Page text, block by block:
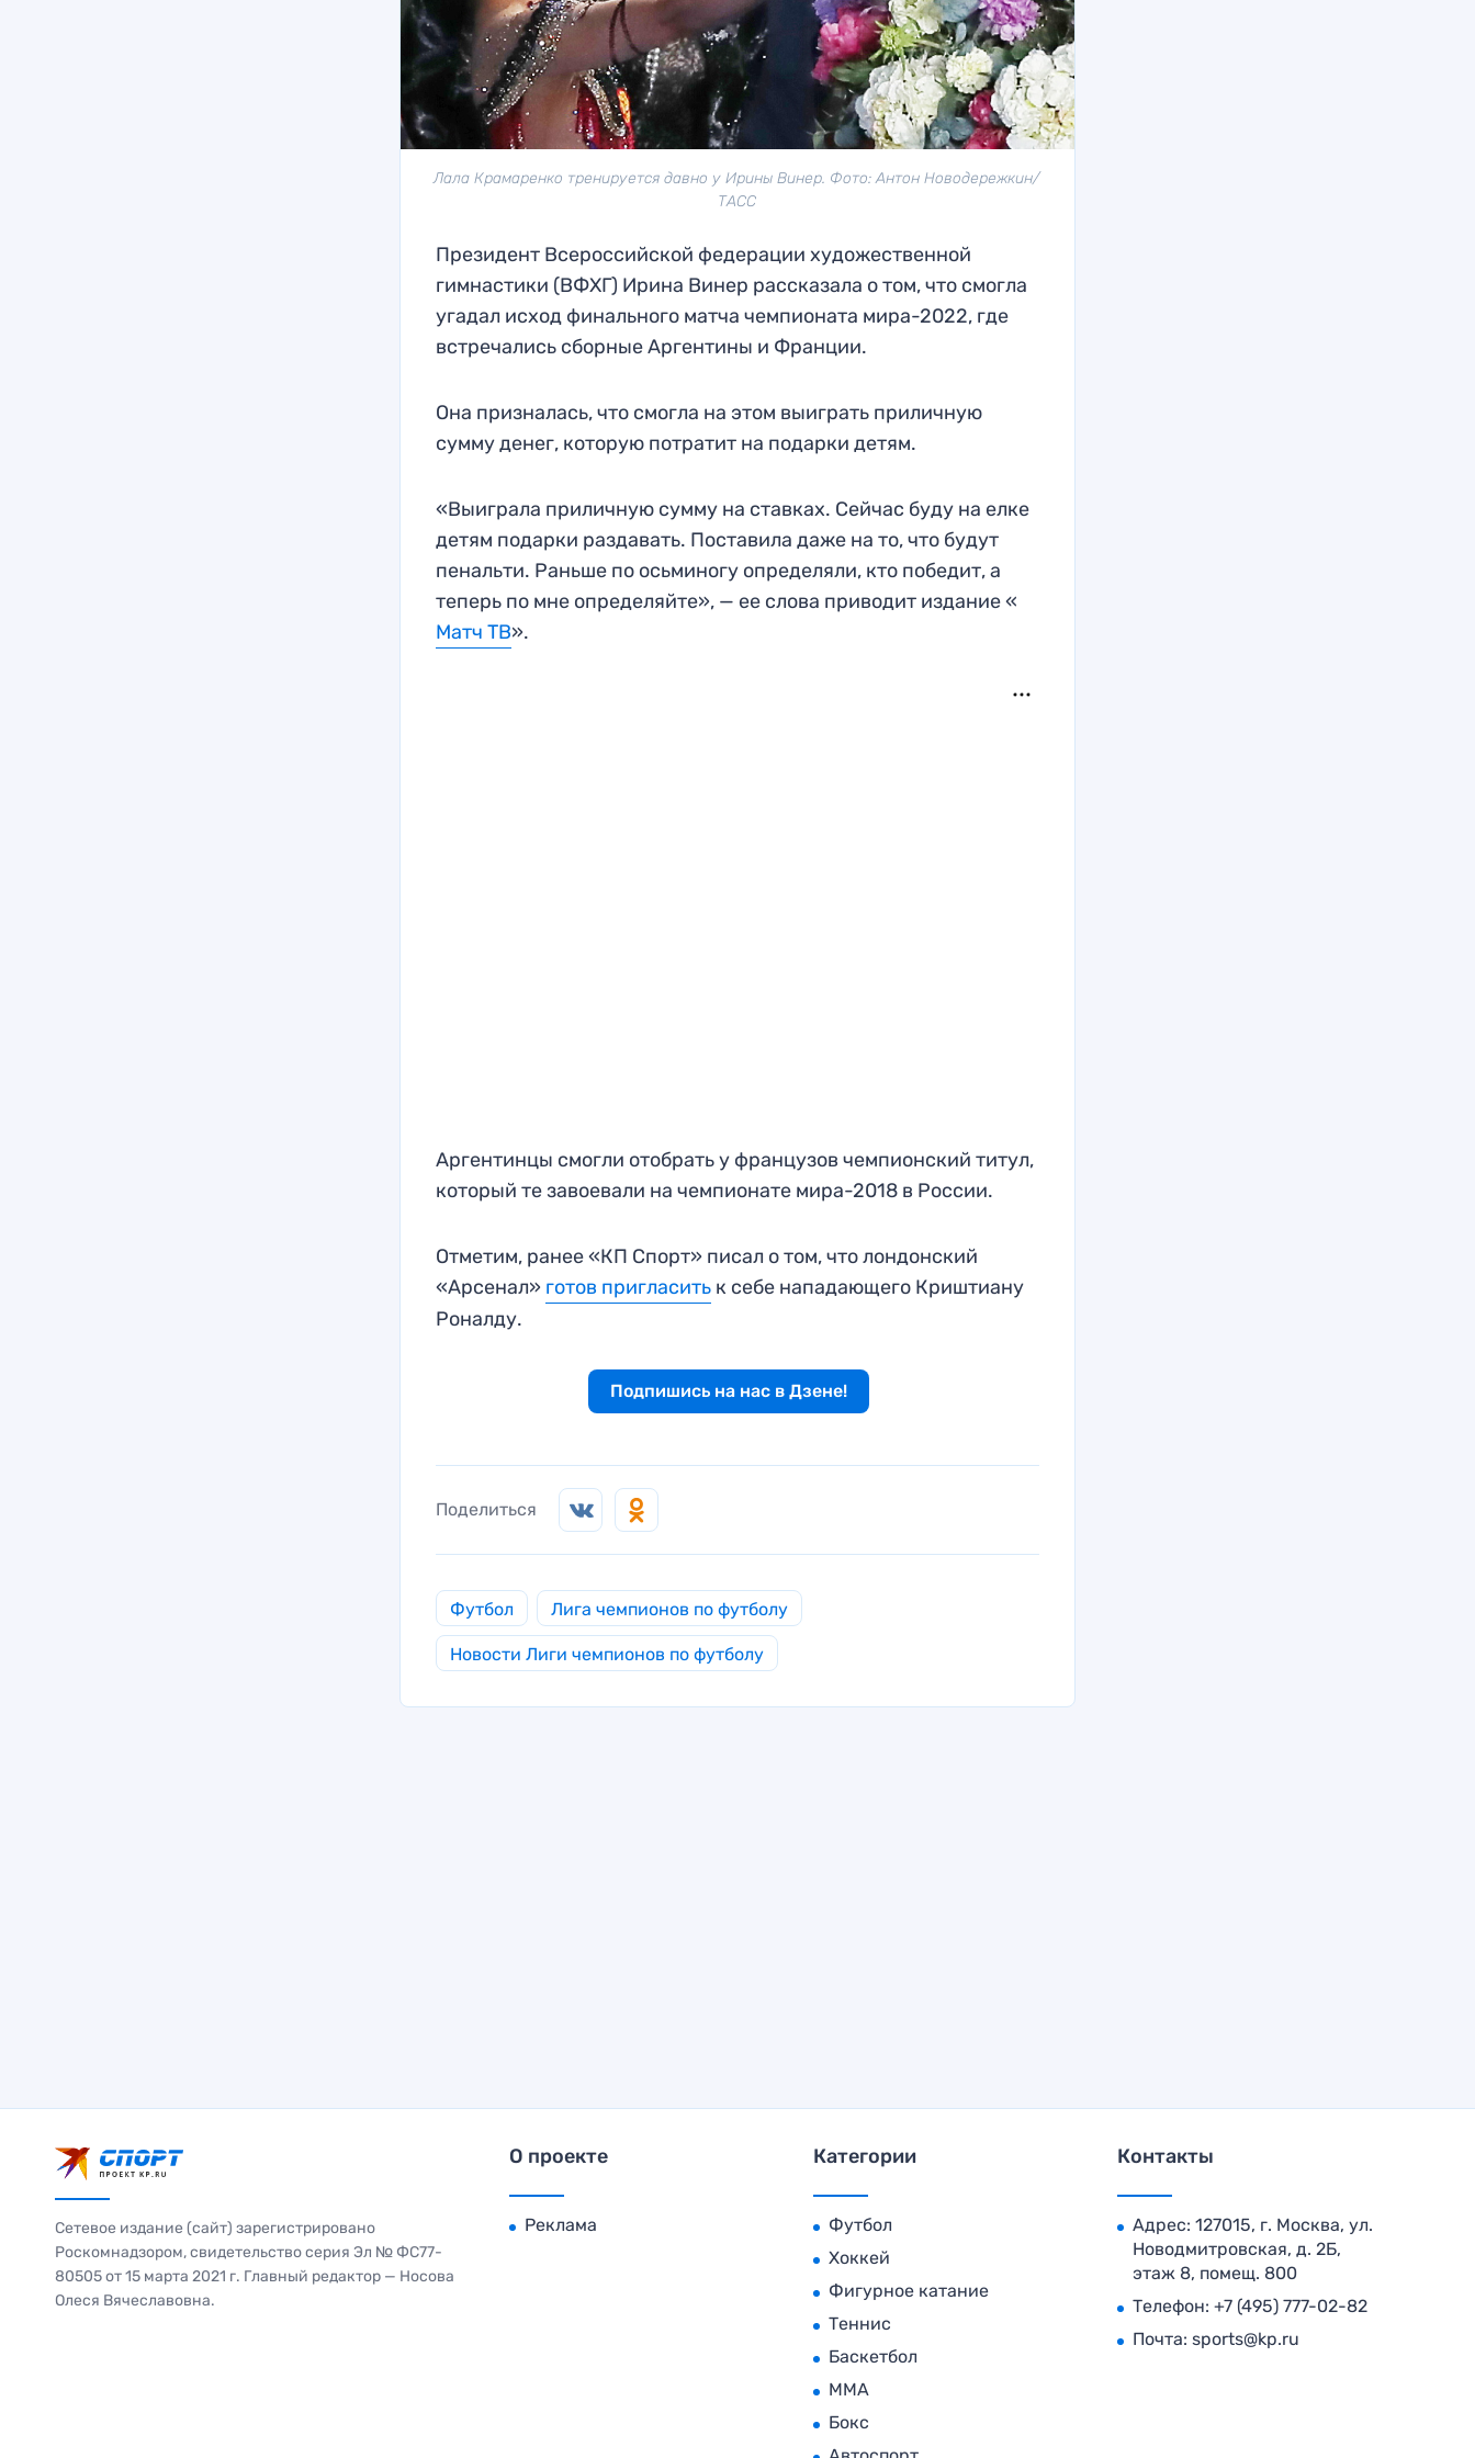
Лала Крамаренко тренируется давно у Ирины Винер. Фото: Антон Новодережкин/
ТАСС
Президент Всероссийской федерации художественной
гимнастики (ВФХГ) Ирина Винер рассказала о том, что смогла
угадал исход финального матча чемпионата мира-2022, где
встречались сборные Аргентины и Франции.
Она призналась, что смогла на этом выиграть приличную
сумму денег, которую потратит на подарки детям.
«Выиграла приличную сумму на ставках. Сейчас буду на елке
детям подарки раздавать. Поставила даже на то, что будут
пенальти. Раньше по осьминогу определяли, кто победит, а
теперь по мне определяйте», — ее слова приводит издание «
Матч ТВ».
Аргентинцы смогли отобрать у французов чемпионский титул,
который те завоевали на чемпионате мира-2018 в России.
Отметим, ранее «КП Спорт» писал о том, что лондонский
«Арсенал» готов пригласить к себе нападающего Криштиану
Роналду.
Подпишись на нас в Дзене!
Поделиться
Футбол Лига чемпионов по футболу
Новости Лиги чемпионов по футболу
Сетевое издание (сайт) зарегистрировано
Роскомнадзором, свидетельство серия Эл № ФС77-
80505 от 15 марта 2021 г. Главный редактор — Носова
Олеся Вячеславовна.
О проекте
Реклама
Категории
Футбол
Хоккей
Фигурное катание
Теннис
Баскетбол
MMA
Бокс
Контакты
Адрес: 127015, г. Москва, ул.
Новодмитровская, д. 2Б,
этаж 8, помещ. 800
Телефон: +7 (495) 777-02-82
Почта: sports@kp.ru